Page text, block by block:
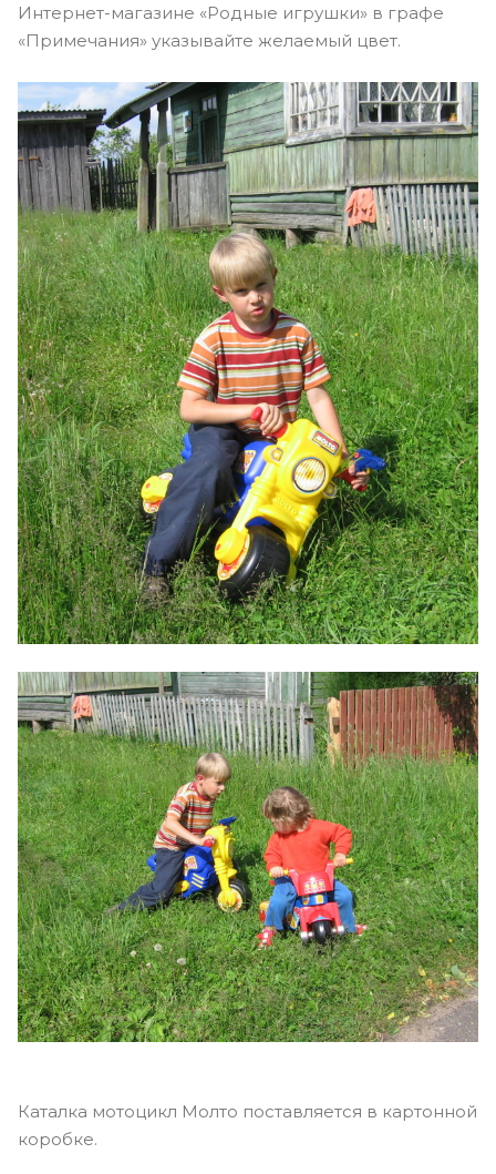
Интернет-магазине «Родные игрушки» в графе
«Примечания» указывайте желаемый цвет.
Каталка мотоцикл Молто поставляется в картонной
коробке.